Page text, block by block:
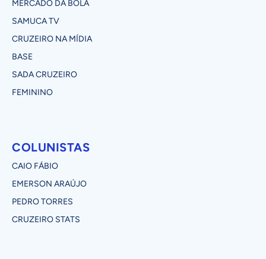
MERCADO DA BOLA
SAMUCA TV
CRUZEIRO NA MÍDIA
BASE
SADA CRUZEIRO
FEMININO
COLUNISTAS
CAIO FÁBIO
EMERSON ARAÚJO
PEDRO TORRES
CRUZEIRO STATS